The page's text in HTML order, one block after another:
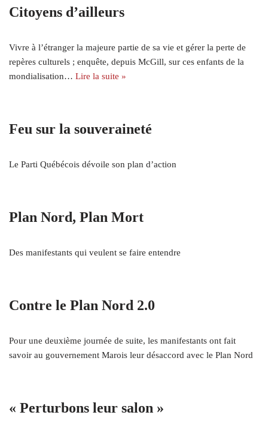
Citoyens d’ailleurs
Vivre à l’étranger la majeure partie de sa vie et gérer la perte de
repères culturels ; enquête, depuis McGill, sur ces enfants de la
mondialisation… Lire la suite »
Feu sur la souveraineté
Le Parti Québécois dévoile son plan d’action
Plan Nord, Plan Mort
Des manifestants qui veulent se faire entendre
Contre le Plan Nord 2.0
Pour une deuxième journée de suite, les manifestants ont fait
savoir au gouvernement Marois leur désaccord avec le Plan Nord
« Perturbons leur salon »